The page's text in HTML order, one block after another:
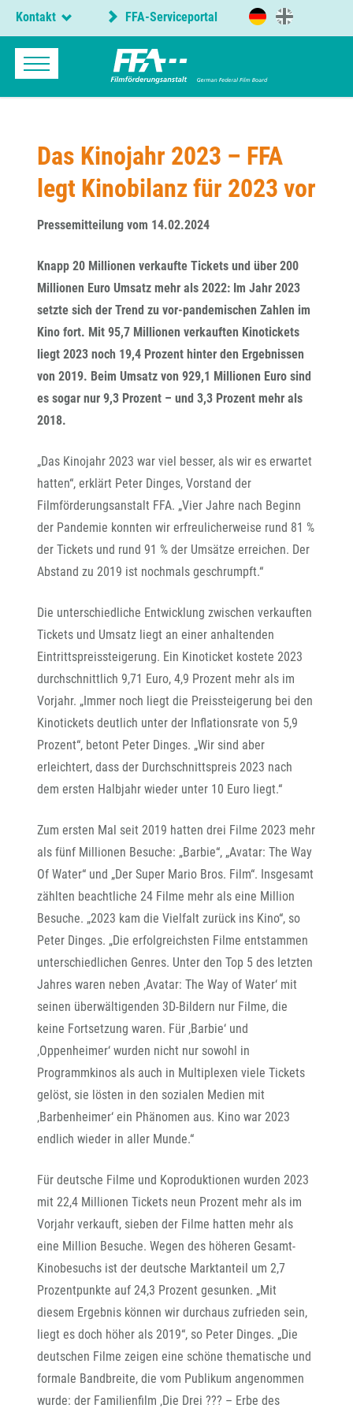
Kontakt FFA-Serviceportal
Das Kinojahr 2023 – FFA
legt Kinobilanz für 2023 vor
Pressemitteilung vom 14.02.2024
Knapp 20 Millionen verkaufte Tickets und über 200
Millionen Euro Umsatz mehr als 2022: Im Jahr 2023
setzte sich der Trend zu vor-pandemischen Zahlen im
Kino fort. Mit 95,7 Millionen verkauften Kinotickets
liegt 2023 noch 19,4 Prozent hinter den Ergebnissen
von 2019. Beim Umsatz von 929,1 Millionen Euro sind
es sogar nur 9,3 Prozent – und 3,3 Prozent mehr als
2018.
„Das Kinojahr 2023 war viel besser, als wir es erwartet
hatten“, erklärt Peter Dinges, Vorstand der
Filmförderungsanstalt FFA. „Vier Jahre nach Beginn
der Pandemie konnten wir erfreulicherweise rund 81 %
der Tickets und rund 91 % der Umsätze erreichen. Der
Abstand zu 2019 ist nochmals geschrumpft.“
Die unterschiedliche Entwicklung zwischen verkauften
Tickets und Umsatz liegt an einer anhaltenden
Eintrittspreissteigerung. Ein Kinoticket kostete 2023
durchschnittlich 9,71 Euro, 4,9 Prozent mehr als im
Vorjahr. „Immer noch liegt die Preissteigerung bei den
Kinotickets deutlich unter der Inflationsrate von 5,9
Prozent“, betont Peter Dinges. „Wir sind aber
erleichtert, dass der Durchschnittspreis 2023 nach
dem ersten Halbjahr wieder unter 10 Euro liegt.“
Zum ersten Mal seit 2019 hatten drei Filme 2023 mehr
als fünf Millionen Besuche: „Barbie“, „Avatar: The Way
Of Water“ und „Der Super Mario Bros. Film“. Insgesamt
zählten beachtliche 24 Filme mehr als eine Million
Besuche. „2023 kam die Vielfalt zurück ins Kino“, so
Peter Dinges. „Die erfolgreichsten Filme entstammen
unterschiedlichen Genres. Unter den Top 5 des letzten
Jahres waren neben ‚Avatar: The Way of Water‘ mit
seinen überwältigenden 3D-Bildern nur Filme, die
keine Fortsetzung waren. Für ‚Barbie‘ und
‚Oppenheimer‘ wurden nicht nur sowohl in
Programmkinos als auch in Multiplexen viele Tickets
gelöst, sie lösten in den sozialen Medien mit
‚Barbenheimer‘ ein Phänomen aus. Kino war 2023
endlich wieder in aller Munde.“
Für deutsche Filme und Koproduktionen wurden 2023
mit 22,4 Millionen Tickets neun Prozent mehr als im
Vorjahr verkauft, sieben der Filme hatten mehr als
eine Million Besuche. Wegen des höheren Gesamt-
Kinobesuchs ist der deutsche Marktanteil um 2,7
Prozentpunkte auf 24,3 Prozent gesunken. „Mit
diesem Ergebnis können wir durchaus zufrieden sein,
liegt es doch höher als 2019“, so Peter Dinges. „Die
deutschen Filme zeigen eine schöne thematische und
formale Bandbreite, die vom Publikum angenommen
wurde: der Familienfilm ‚Die Drei ??? – Erbe des